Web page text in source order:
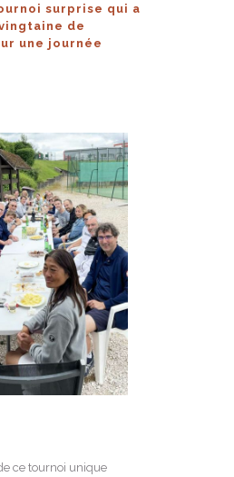
surprise qui a
de
une journée
ce tournoi unique